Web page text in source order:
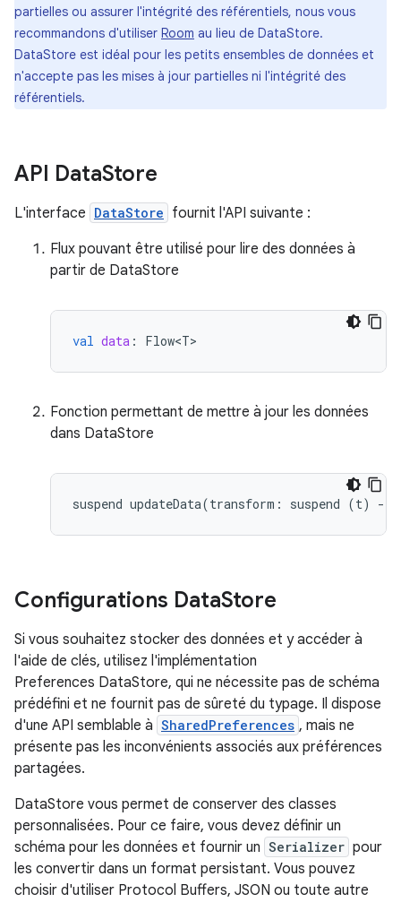
partielles ou assurer l'intégrité des référentiels, nous vous
recommandons d'utiliser Room au lieu de DataStore.
DataStore est idéal pour les petits ensembles de données et
n'accepte pas les mises à jour partielles ni l'intégrité des
référentiels.
API DataStore
L'interface DataStore fournit l'API suivante :
Flux pouvant être utilisé pour lire des données à
partir de DataStore
val data : Flow<T>
Fonction permettant de mettre à jour les données
dans DataStore
suspend updateData(transform : suspend (t) -
Configurations DataStore
Si vous souhaitez stocker des données et y accéder à
l'aide de clés, utilisez l'implémentation
Preferences DataStore, qui ne nécessite pas de schéma
prédéfini et ne fournit pas de sûreté du typage. Il dispose
d'une API semblable à SharedPreferences , mais ne
présente pas les inconvénients associés aux préférences
partagées.
DataStore vous permet de conserver des classes
personnalisées. Pour ce faire, vous devez définir un
schéma pour les données et fournir un Serializer pour
les convertir dans un format persistant. Vous pouvez
choisir d'utiliser Protocol Buffers, JSON ou toute autre